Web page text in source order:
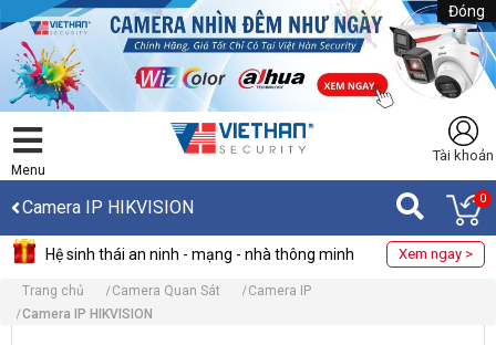
Đóng
Menu
Tài khoản
Camera IP HIKVISION 0
Hệ sinh thái an ninh - mạng - nhà thông minh Xem ngay >
Trang chủ Camera Quan Sát
Camera IP
Camera IP HIKVISION